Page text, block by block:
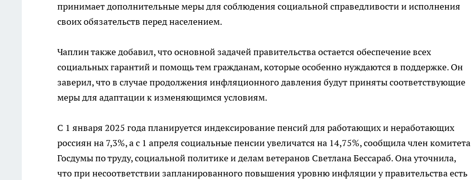
принимает дополнительные меры для соблюдения социальной справедливости и исполнения
своих обязательств перед населением.
Чаплин также добавил, что основной задачей правительства остается обеспечение всех
социальных гарантий и помощь тем гражданам, которые особенно нуждаются в поддержке. Он
заверил, что в случае продолжения инфляционного давления будут приняты соответствующие
меры для адаптации к изменяющимся условиям.
С 1 января 2025 года планируется индексирование пенсий для работающих и неработающих
россиян на 7,3%, а с 1 апреля социальные пенсии увеличатся на 14,75%, сообщила член комитета
Госдумы по труду, социальной политике и делам ветеранов Светлана Бессараб. Она уточнила,
что при несоответствии запланированного повышения уровню инфляции у правительства есть